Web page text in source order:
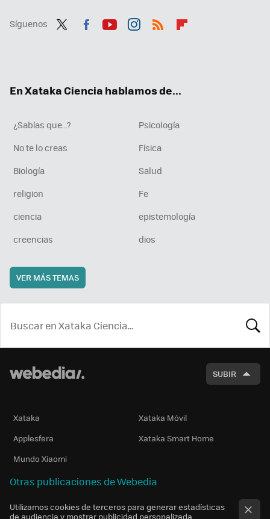
Síguenos
En Xataka Ciencia hablamos de...
¿Sabías que...?
Psicología
No te lo creas
Física
Biología
Salud
religion
Fe
ciencia
epistemología
creencias
dios
VER MÁS TEMAS
SUBIR
Xataka
Xataka Móvil
Applesfera
Xataka Smart Home
Mundo Xiaomi
Otras publicaciones de Webedia
Utilizamos cookies de terceros para generar estadísticas
de audiencia y mostrar publicidad personalizada